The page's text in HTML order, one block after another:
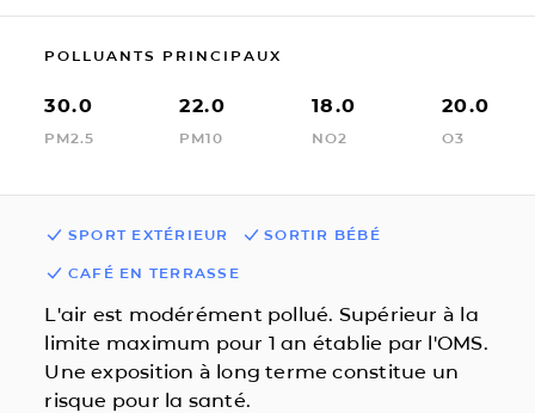
POLLUANTS PRINCIPAUX
30.0
PM2.5
22.0
PM10
18.0
NO2
20.0
O3
SPORT EXTÉRIEUR SORTIR BÉBÉ
CAFÉ EN TERRASSE
L'air est modérément pollué. Supérieur à la
limite maximum pour 1 an établie par l'OMS.
Une exposition à long terme constitue un
risque pour la santé.